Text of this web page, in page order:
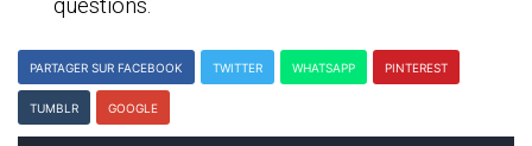
PARTAGER SUR FACEBOOK TWITTER WHATSAPP PINTEREST
TUMBLR GOOGLE